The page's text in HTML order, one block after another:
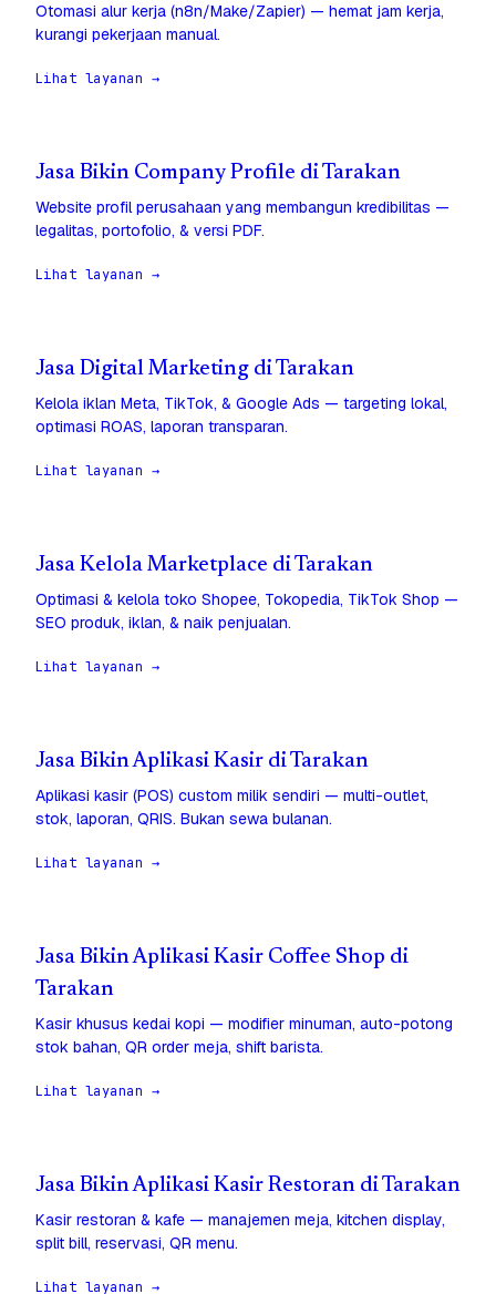
Otomasi alur kerja (n8n/Make/Zapier) — hemat jam kerja,
kurangi pekerjaan manual.
Lihat layanan →
Jasa Bikin Company Profile di Tarakan
Website profil perusahaan yang membangun kredibilitas —
legalitas, portofolio, & versi PDF.
Lihat layanan →
Jasa Digital Marketing di Tarakan
Kelola iklan Meta, TikTok, & Google Ads — targeting lokal,
optimasi ROAS, laporan transparan.
Lihat layanan →
Jasa Kelola Marketplace di Tarakan
Optimasi & kelola toko Shopee, Tokopedia, TikTok Shop —
SEO produk, iklan, & naik penjualan.
Lihat layanan →
Jasa Bikin Aplikasi Kasir di Tarakan
Aplikasi kasir (POS) custom milik sendiri — multi-outlet,
stok, laporan, QRIS. Bukan sewa bulanan.
Lihat layanan →
Jasa Bikin Aplikasi Kasir Coffee Shop di
Tarakan
Kasir khusus kedai kopi — modifier minuman, auto-potong
stok bahan, QR order meja, shift barista.
Lihat layanan →
Jasa Bikin Aplikasi Kasir Restoran di Tarakan
Kasir restoran & kafe — manajemen meja, kitchen display,
split bill, reservasi, QR menu.
Lihat layanan →